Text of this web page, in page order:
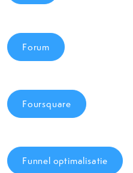
Forum
Foursquare
Funnel optimalisatie